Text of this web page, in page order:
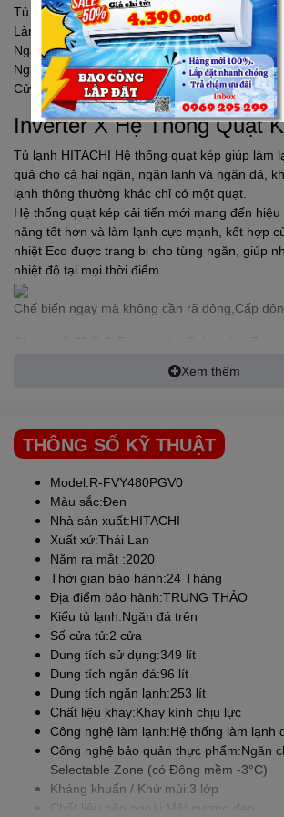
Tủ lạnhHITACHIInverter 349 lít R-
Làm đá tự động
Ngăn đa năng cấp đông mềm
Ngăn rau quả độ ẩm cao
Cửa kính sang trọng
Inverter X Hệ Thống Quạt
Tủ lạnh HITACHI Hệ thống quạt kép giúp làm
quả cho cả hai ngăn, ngăn lạnh và ngăn đá,
lạnh thông thường khác chỉ có một quạt.
Hệ thống quạt kép cải tiến mới mang đến
năng tốt hơn và làm lạnh cực mạnh, kết hợp
nhiệt Eco được trang bị cho từng ngăn, giúp
nhiệt độ tại mọi thời điểm.
Chế biến ngay mà không cần rã đông,Cấp
Bạn có thể nấu ngay và an toàn mà không cần
sẽ dễ thái ＆ cắt hơn.
Dễ chia nhỏ để chế biến,Chỉ cần
thực phẩm
vừa đủ để chế biến.
Nấu ngay Nấu ngay mà không
Ngăn Rau Quả Giữ Ẩm
Ngăn chứa rộng rãi để bảo quản các loại rau
và bộ phân giữ ẩm giúp lưu giữ độ ẩm của rau
lý tưởng.
Tủ lạnhHITACHIKhử
mẽ
Khử mùi Triple power,Bộ
Triple power giúp loại bỏ
Xem thêm
THÔNG SỐ KỸ THUẬT
Model:R-FVY480PGV0
Màu sắc:Đen
Nhà sản xuất:HITACHI
Xuất xứ:Thái Lan
Năm ra mắt :2020
Thời gian bảo hành:24 Tháng
Địa điểm bảo hành:TRUNG THẢO
Kiểu tủ lạnh:Ngăn đá trên
Số cửa tủ:2 cửa
Dung tích sử dụng:349 lít
Dung tích ngăn đá:96 lít
Dung tích ngăn lạnh:253 lít
Chất liệu khay:Khay kính chịu lực
Công nghệ làm lạnh:Hệ thống làm lạnh
Công nghệ bảo quản thực phẩm:Ngăn
Selectable Zone (có Đông mềm -3°C)
Kháng khuẩn / Khử mùi:3 lớp
Chất liệu bên ngoài:Mặt gương đen